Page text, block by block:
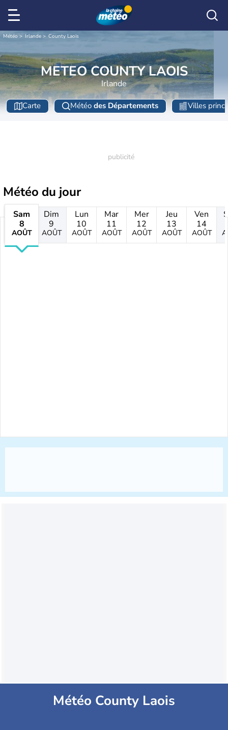
Météo Irlande County Laois
METEO COUNTY LAOIS
Irlande
Carte Météo des Départements Villes
Météo du jour
Sam
8
AOÛT
Dim
9
AOÛT
Lun
10
AOÛT
Mar
11
AOÛT
Mer
12
AOÛT
Jeu
13
AOÛT
Ven
14
AOÛT
Météo County Laois